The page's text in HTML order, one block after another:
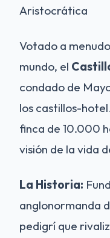
Aristocrática
Votado a
mundo, el
condado de
los castillos-
finca de 10.000
visión de la vida
La Historia:
anglonormanda
pedigrí que